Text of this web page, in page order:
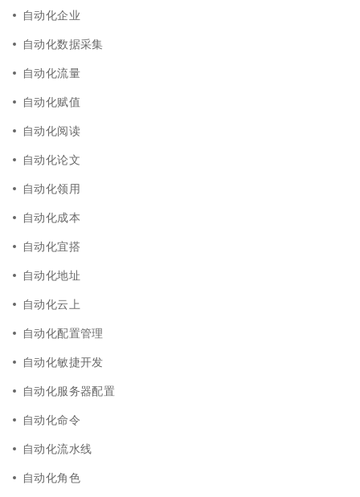
自动化企业
自动化数据采集
自动化流量
自动化赋值
自动化阅读
自动化论文
自动化领用
自动化成本
自动化宜搭
自动化地址
自动化云上
自动化配置管理
自动化敏捷开发
自动化服务器配置
自动化命令
自动化流水线
自动化角色